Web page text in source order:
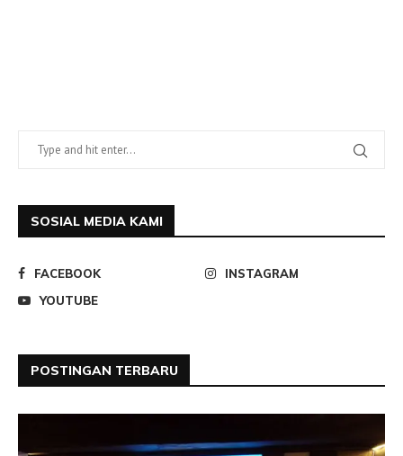
SOSIAL MEDIA KAMI
FACEBOOK
INSTAGRAM
YOUTUBE
POSTINGAN TERBARU